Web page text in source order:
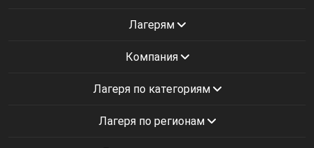
Лагерям
Компания
Лагеря по категориям
Лагеря по регионам